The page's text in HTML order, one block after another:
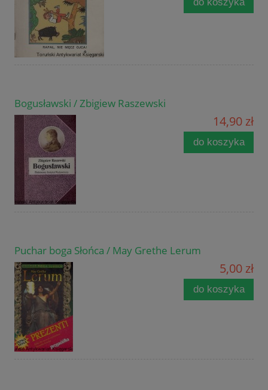
Bogusławski / Zbigiew Raszewski
14,90 zł
do koszyka
Puchar boga Słońca / May Grethe Lerum
5,00 zł
do koszyka